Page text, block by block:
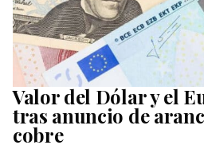
Valor del Dólar y el
tras anuncio de
cobre